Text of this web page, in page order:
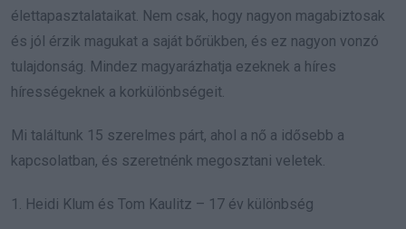
élettapasztalataikat. Nem csak, hogy nagyon magabiztosak
és jól érzik magukat a saját bőrükben, és ez nagyon vonzó
tulajdonság. Mindez magyarázhatja ezeknek a híres
hírességeknek a korkülönbségeit.
Mi találtunk 15 szerelmes párt, ahol a nő a idősebb a
kapcsolatban, és szeretnénk megosztani veletek.
1. Heidi Klum és Tom Kaulitz – 17 év különbség